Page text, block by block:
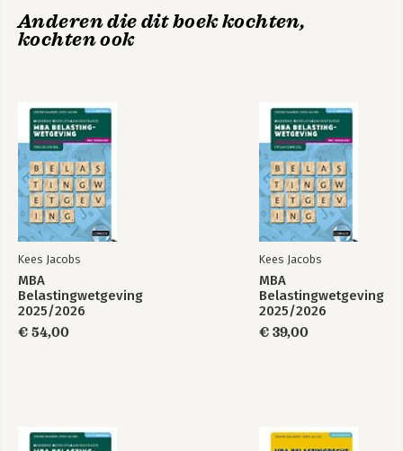
Anderen die dit boek kochten,
kochten ook
Kees Jacobs
MBA
Belastingwetgeving
2025/2026
Theorieboek
€ 54,00
Kees Jacobs
MBA
Belastingwetgeving
2025/2026
Opgavenboek
€ 39,00